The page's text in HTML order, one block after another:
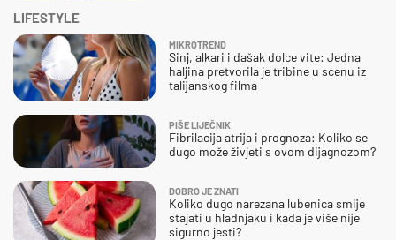
LIFESTYLE
MIKROTREND
Sinj, alkari i dašak dolce vite: Jedna
haljina pretvorila je tribine u scenu iz
talijanskog filma
PIŠE LIJEČNIK
Fibrilacija atrija i prognoza: Koliko se
dugo može živjeti s ovom dijagnozom?
DOBRO JE ZNATI
Koliko dugo narezana lubenica smije
stajati u hladnjaku i kada je više nije
sigurno jesti?